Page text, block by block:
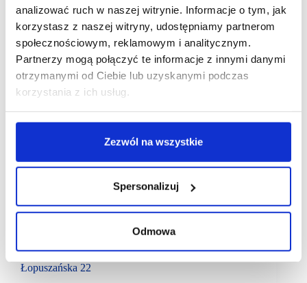
analizować ruch w naszej witrynie. Informacje o tym, jak
korzystasz z naszej witryny, udostępniamy partnerom
społecznościowym, reklamowym i analitycznym.
Partnerzy mogą połączyć te informacje z innymi danymi
otrzymanymi od Ciebie lub uzyskanymi podczas
korzystania z ich usług.
Zezwól na wszystkie
Spersonalizuj
Odmowa
14/03/2023
Łopuszańska 22
Salon Apart wzmacnia jubilerską ofertę Centrum
Łopuszańska 22